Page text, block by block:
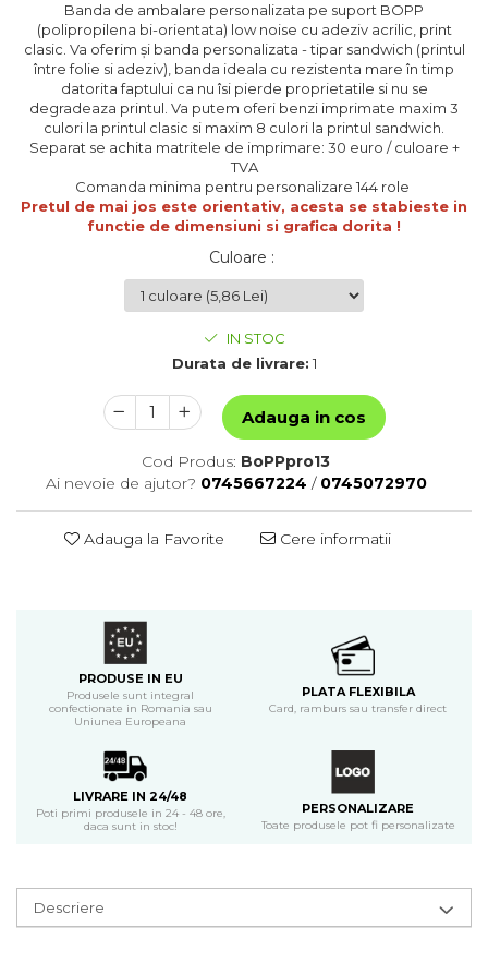
Banda de ambalare personalizata pe suport BOPP
(polipropilena bi-orientata) low noise cu adeziv acrilic, print
clasic. Va oferim și banda personalizata - tipar sandwich (printul
între folie si adeziv), banda ideala cu rezistenta mare în timp
datorita faptului ca nu îsi pierde proprietatile si nu se
degradeaza printul. Va putem oferi benzi imprimate maxim 3
culori la printul clasic si maxim 8 culori la printul sandwich.
Separat se achita matritele de imprimare: 30 euro / culoare +
TVA
​​​​​​​Comanda minima pentru personalizare 144 role
Pretul de mai jos este orientativ, acesta se stabieste in
functie de dimensiuni si grafica dorita !
Culoare :
IN STOC
Durata de livrare: 1
Adauga in cos
Cod Produs: BoPPpro13
Ai nevoie de ajutor? 0745667224 / 0745072970
Adauga la Favorite Cere informatii
PRODUSE IN EU
Produsele sunt integral
confectionate in Romania sau
Uniunea Europeana
PLATA FLEXIBILA
Card, ramburs sau transfer direct
LIVRARE IN 24/48
Poti primi produsele in 24 - 48 ore,
daca sunt in stoc!
PERSONALIZARE
Toate produsele pot fi personalizate
Descriere